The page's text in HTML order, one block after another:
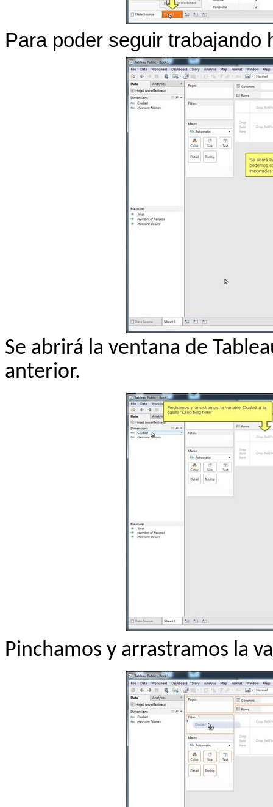
Para poder seguir trabajando
Se abrirá la ventana de
anterior.
Pinchamos y arrastramos la